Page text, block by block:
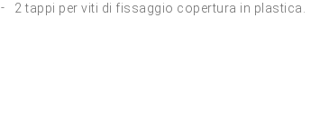
2 tappi per viti di fissaggio copertura in plastica.